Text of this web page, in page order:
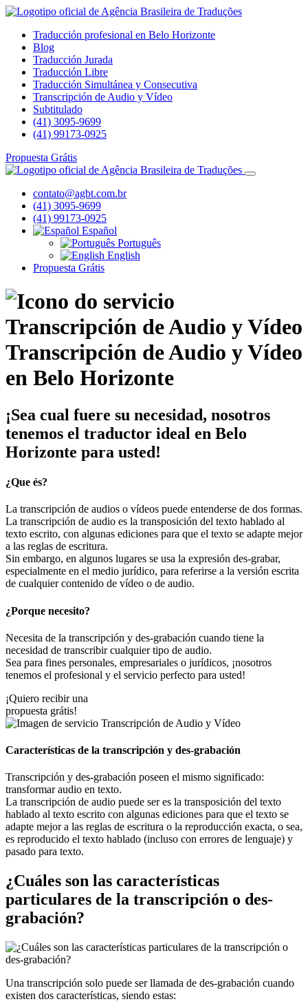
Traducción profesional en Belo Horizonte
Blog
Traducción Jurada
Traducción Libre
Traducción Simultánea y Consecutiva
Transcripción de Audio y Vídeo
Subtitulado
(41) 3095-9699
(41) 99173-0925
Propuesta Grátis
contato@agbt.com.br
(41) 3095-9699
(41) 99173-0925
Español
Português
English
Propuesta Grátis
Transcripción de Audio y Vídeo
en Belo Horizonte
¡Sea cual fuere su necesidad, nosotros
tenemos el traductor ideal en Belo
Horizonte para usted!
¿Que és?
La transcripción de audios o vídeos puede entenderse de dos formas.
La transcripción de audio es la transposición del texto hablado al
texto escrito, con algunas ediciones para que el texto se adapte mejor
a las reglas de escritura.
Sin embargo, en algunos lugares se usa la expresión des-grabar,
especialmente en el medio jurídico, para referirse a la versión escrita
de cualquier contenido de vídeo o de audio.
¿Porque necesito?
Necesita de la transcripción y des-grabación cuando tiene la
necesidad de transcribir cualquier tipo de audio.
Sea para fines personales, empresariales o jurídicos, ¡nosotros
tenemos el profesional y el servicio perfecto para usted!
¡Quiero recibir una
propuesta grátis!
Características de la transcripción y des-grabación
Transcripción y des-grabación poseen el mismo significado:
transformar audio en texto.
La transcripción de audio puede ser es la transposición del texto
hablado al texto escrito con algunas ediciones para que el texto se
adapte mejor a las reglas de escritura o la reproducción exacta, o sea,
es reproducido el texto hablado (incluso con errores de lenguaje) y
pasado para texto.
¿Cuáles son las características
particulares de la transcripción o des-
grabación?
Una transcripción solo puede ser llamada de des-grabación cuando
existen dos características, siendo estas: